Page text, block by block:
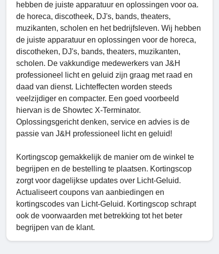
hebben de juiste apparatuur en oplossingen voor oa.
de horeca, discotheek, DJ's, bands, theaters,
muzikanten, scholen en het bedrijfsleven. Wij hebben
de juiste apparatuur en oplossingen voor de horeca,
discotheken, DJ's, bands, theaters, muzikanten,
scholen. De vakkundige medewerkers van J&H
professioneel licht en geluid zijn graag met raad en
daad van dienst. Lichteffecten worden steeds
veelzijdiger en compacter. Een goed voorbeeld
hiervan is de Showtec X-Terminator.
Oplossingsgericht denken, service en advies is de
passie van J&H professioneel licht en geluid!
Kortingscop gemakkelijk de manier om de winkel te
begrijpen en de bestelling te plaatsen. Kortingscop
zorgt voor dagelijkse updates over Licht-Geluid.
Actualiseert coupons van aanbiedingen en
kortingscodes van Licht-Geluid. Kortingscop schrapt
ook de voorwaarden met betrekking tot het beter
begrijpen van de klant.